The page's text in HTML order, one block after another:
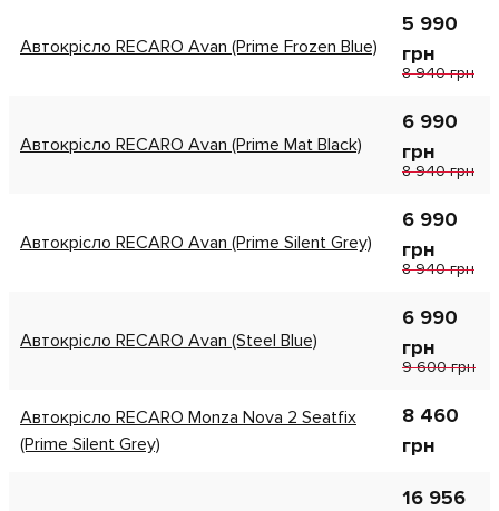
Автокрісло RECARO Avan (Prime Frozen Blue)
5 990
грн
8 940 грн
Автокрісло RECARO Avan (Prime Mat Black)
6 990
грн
8 940 грн
Автокрісло RECARO Avan (Prime Silent Grey)
6 990
грн
8 940 грн
Автокрісло RECARO Avan (Steel Blue)
6 990
грн
9 600 грн
Автокрісло RECARO Monza Nova 2 Seatfix
(Prime Silent Grey)
8 460
грн
16 956